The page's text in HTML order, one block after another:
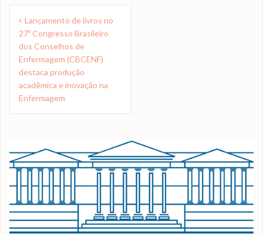
Navegação
de
Post
Lançamento de livros no
27º Congresso Brasileiro
dos Conselhos de
Enfermagem (CBCENF)
destaca produção
acadêmica e inovação na
Enfermagem